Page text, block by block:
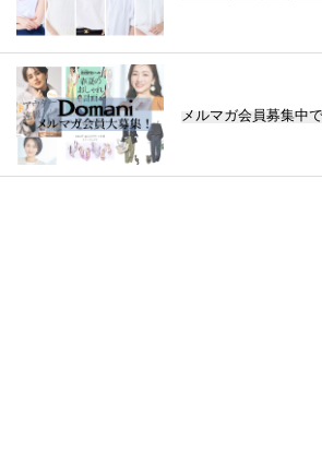
メルマガ会員募集中